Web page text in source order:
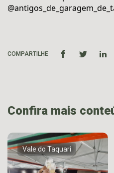
COMPARTILHE
Confira mais
Vale do Taquari